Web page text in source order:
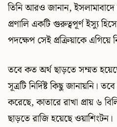
তিনি আরও জানান,
প্রণালি একটি গুরুত্বপূর্ণ ইস্যু
পদক্ষেপ সেই প্রক্রিয়াকে এগিয়ে
তবে কত অর্থ ছাড়তে সম্মত
সূত্রটি নির্দিষ্ট কিছু জানায়নি।
করেছে, কাতারে রাখা প্রায় ৬
ছাড়তে রাজি হয়েছে ওয়াশিংটন।